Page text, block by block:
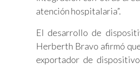
atención hospitalaria”.
El desarrollo de
Herberth Bravo afirmó
exportador de